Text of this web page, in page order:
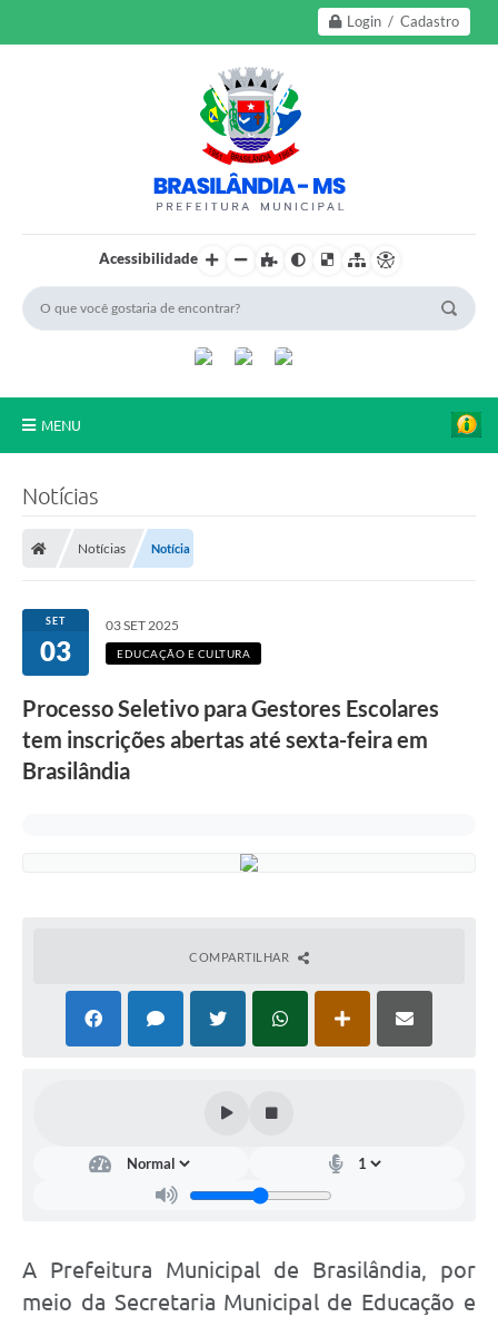
Login / Cadastro
Acessibilidade
MENU
Transparência
Câmara Municipal
e-SIC
Tributação
Formulário
Notícias
Notícias Notícia
SET
03
03 SET 2025
EDUCAÇÃO E CULTURA
Processo Seletivo para Gestores Escolares
tem inscrições abertas até sexta-feira em
Brasilândia
COMPARTILHAR
A Prefeitura Municipal de Brasilândia, por
meio da Secretaria Municipal de Educação e